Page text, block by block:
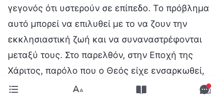
γεγονός ότι υστερούν σε επίπεδο. Το πρόβλημα
αυτό μπορεί να επιλυθεί με το να ζουν την
εκκλησιαστική ζωή και να συναναστρέφονται
μεταξύ τους. Στο παρελθόν, στην Εποχή της
Χάριτος, παρόλο που ο Θεός είχε ενσαρκωθεί,
δεν επιτελούσε το έργο των λόγων, κι αυτός